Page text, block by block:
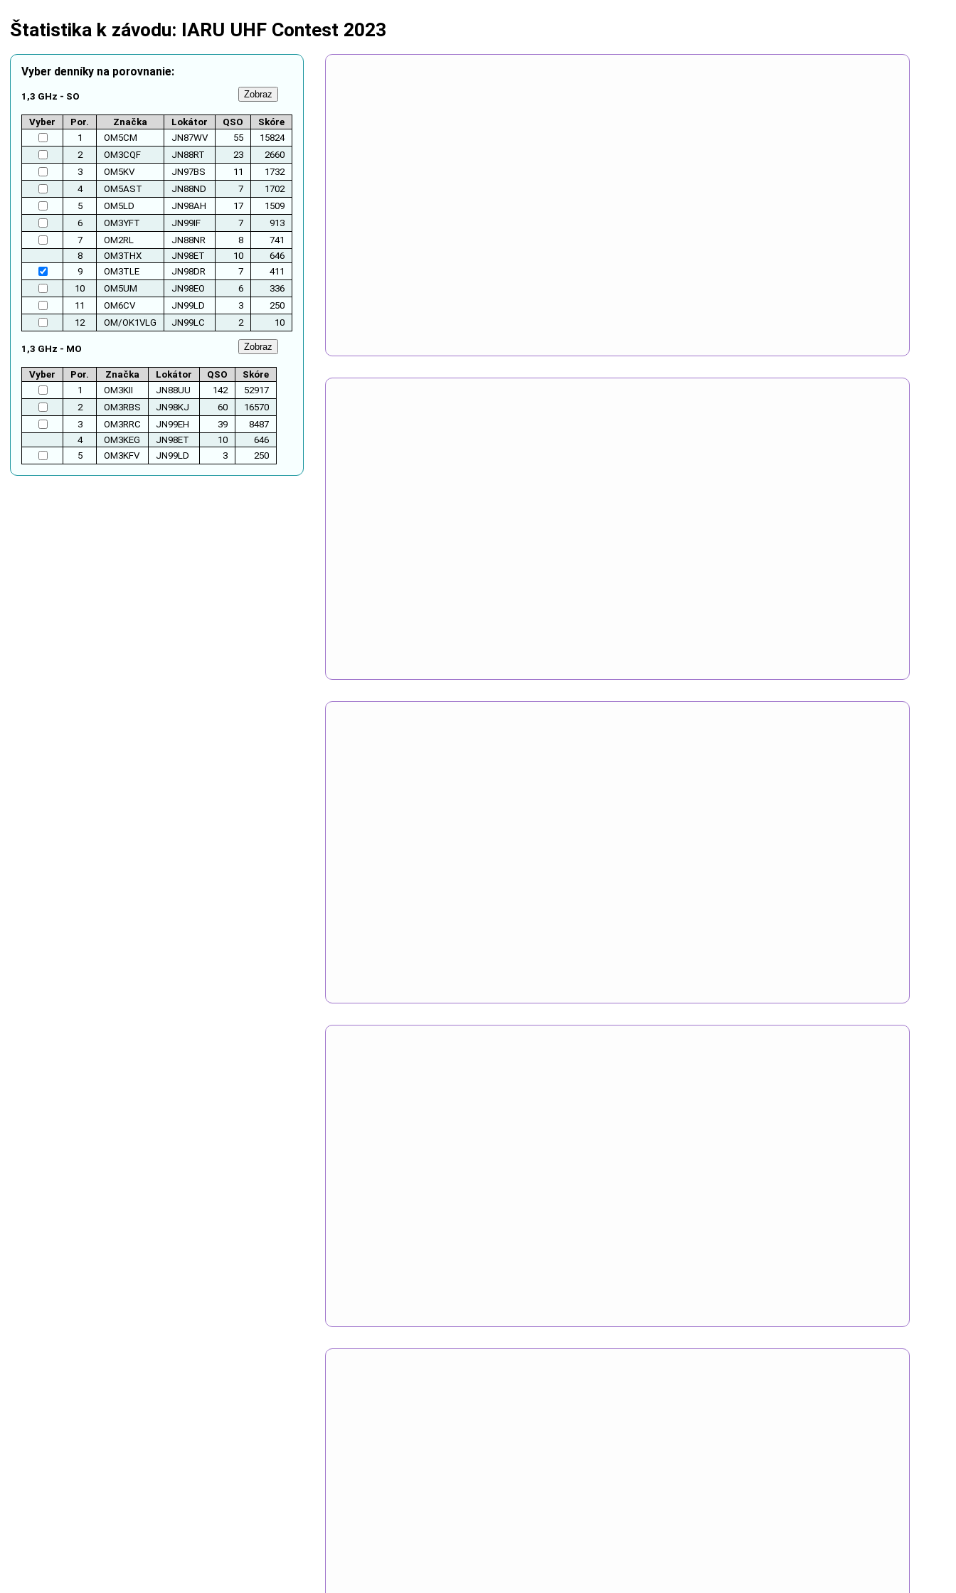
Štatistika k závodu: IARU UHF Contest 2023
Vyber denníky na porovnanie:
1,3 GHz - SO
Vyber Por. Značka Lokátor QSO
Skóre
1
OM5CM JN87WV 55
15824
2
OM3CQF JN88RT 23
2660
3
OM5KV JN97BS 11
1732
4
OM5AST JN88ND 7
1702
5
OM5LD JN98AH 17
1509
6
OM3YFT JN99IF 7
913
7
OM2RL JN88NR 8
741
8
OM3THX JN98ET 10
646
9
OM3TLE JN98DR 7
411
10
OM5UM JN98EO 6
336
11
OM6CV JN99LD 3
250
12
OM/OK1VLG JN99LC 2 10
1,3 GHz - MO
Vyber Por. Značka Lokátor QSO
Skóre
1
OM3KII JN88UU 142
52917
2
OM3RBS JN98KJ 60
16570
3
OM3RRC JN99EH 39
8487
4
OM3KEG JN98ET 10
646
5
OM3KFV JN99LD 3 250